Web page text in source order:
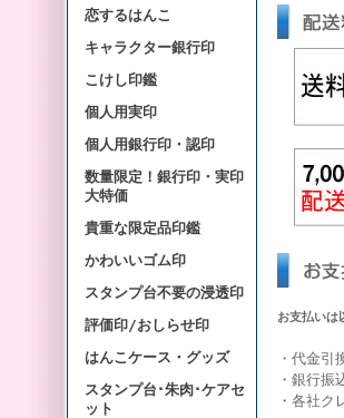
恋するはんこ
キャラクター銀行印
こけし印鑑
個人用実印
個人用銀行印・認印
数量限定！銀行印・実印
大特価
貴重な限定品印鑑
かわいいゴム印
スタンプ台不要の浸透印
評価印/おしらせ印
はんこケース・グッズ
スタンプ台･朱肉･ケアセ
ット
お支払いは
・代金引
・銀行振
・各社ク